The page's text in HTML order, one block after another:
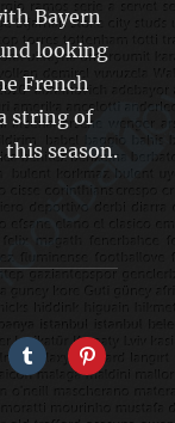
Bayern
looking
French
string of
season.